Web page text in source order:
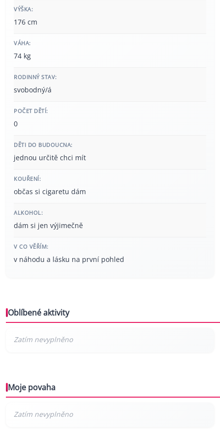
VÝŠKA:
176 cm
VÁHA:
74 kg
RODINNÝ STAV:
svobodný/á
POČET DĚTÍ:
0
DĚTI DO BUDOUCNA:
jednou určitě chci mít
KOUŘENÍ:
občas si cigaretu dám
ALKOHOL:
dám si jen výjimečně
V CO VĚŘÍM:
v náhodu a lásku na první pohled
Oblíbené aktivity
Moje povaha